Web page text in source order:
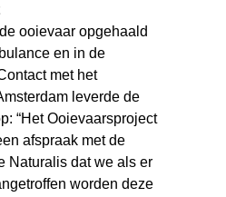
ooievaar opgehaald
en in de
met het
leverde de
“Het Ooievaarsproject
afspraak met de
Naturalis dat we als er
worden deze